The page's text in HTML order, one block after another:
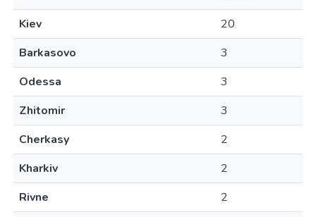
Kiev
20
Barkasovo
3
Odessa
3
Zhitomir
3
Cherkasy
2
Kharkiv
2
Rivne
2